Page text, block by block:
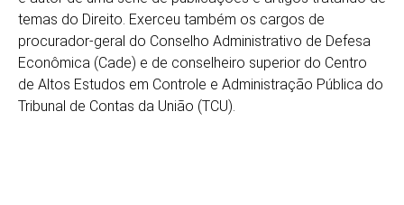
temas do Direito. Exerceu também os cargos de
procurador-geral do Conselho Administrativo de Defesa
Econômica (Cade) e de conselheiro superior do Centro
de Altos Estudos em Controle e Administração Pública do
Tribunal de Contas da União (TCU).